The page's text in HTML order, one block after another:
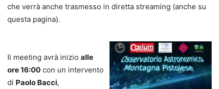
che verrà anche trasmesso in diretta streaming (anche su
questa pagina).
Il meeting avrà inizio alle
ore 16:00 con un intervento
di Paolo Bacci,